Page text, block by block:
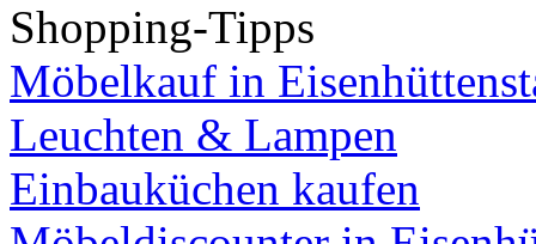
Shopping-Tipps
Möbelkauf in
Leuchten & Lampen
Einbauküchen kaufen